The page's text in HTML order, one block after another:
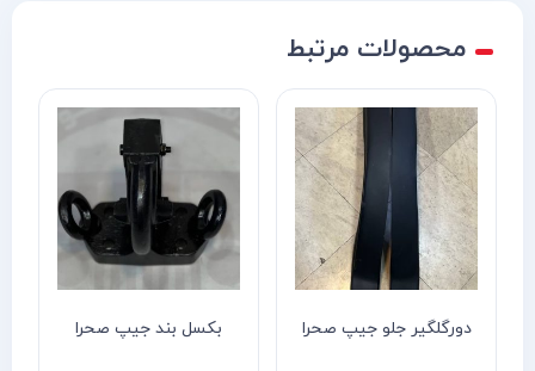
محصولات مرتبط
دورگلگیر جلو جیپ صحرا بکسل بند جیپ صحرا